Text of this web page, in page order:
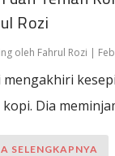
Rozi
oleh Fahrul Rozi |
mengakhiri
kopi. Dia
SELENGKAPNYA